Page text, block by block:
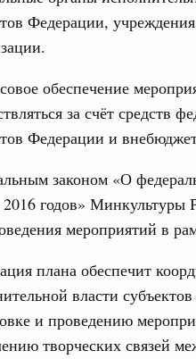
Федерации,
обеспечение
за счёт средств
Федерации и
законом «О
годов» Минкультуры
мероприятий в
плана обеспечит
власти
и проведению
творческих связей
№2067-р
3 августа, понедельник
в сфере торговли.
возглавил штаб по
№1966-р
31 июля, пятница
отдельных
регионам
социальной
граждан